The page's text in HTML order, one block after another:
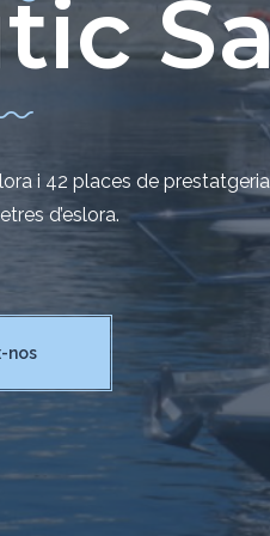
i 42 places de
d’eslora.
nos
altra manera de viure el